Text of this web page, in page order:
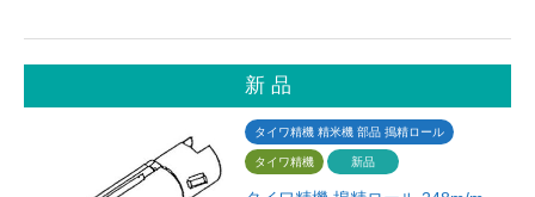
新 品
タイワ精機 精米機 部品 搗精ロール
タイワ精機 新品